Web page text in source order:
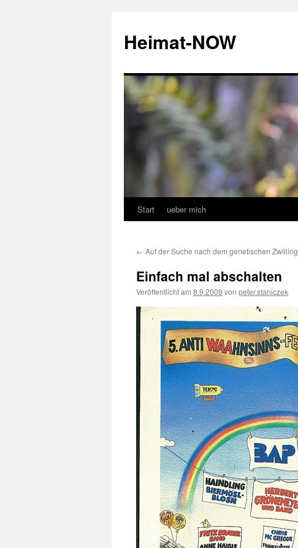
springen
Heimat-NOW
Start ueber mich
← Auf der Suche nach dem genetischen Zwilling
Einfach mal abschalten
Veröffentlicht am 8.9.2009 von peter.staniczek